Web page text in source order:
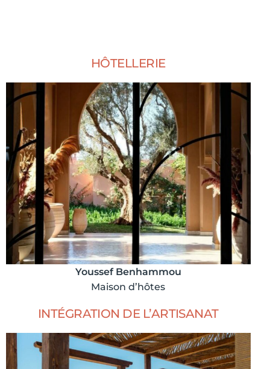
HÔTELLERIE
Youssef Benhammou
Maison d’hôtes
INTÉGRATION DE L’ARTISANAT